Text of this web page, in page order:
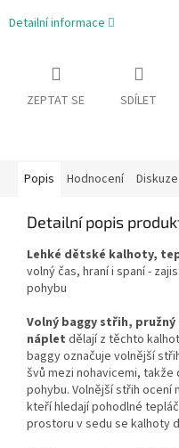
Detailní informace
ZEPTAT SE SDÍLET
Popis Hodnocení Diskuze
Detailní popis
Lehké dětské kalhoty,
volný čas, hraní i spaní -
pohybu
Volný baggy střih, pružný
náplet dělají z těchto
baggy označuje volnější
švů mezi nohavicemi,
pohybu. Volnější střih
kteří hledají pohodlné
prostoru v sedu se kalhoty